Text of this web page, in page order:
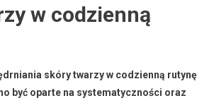
w codzienną
skóry twarzy w codzienną rutynę
być oparte na systematyczności oraz